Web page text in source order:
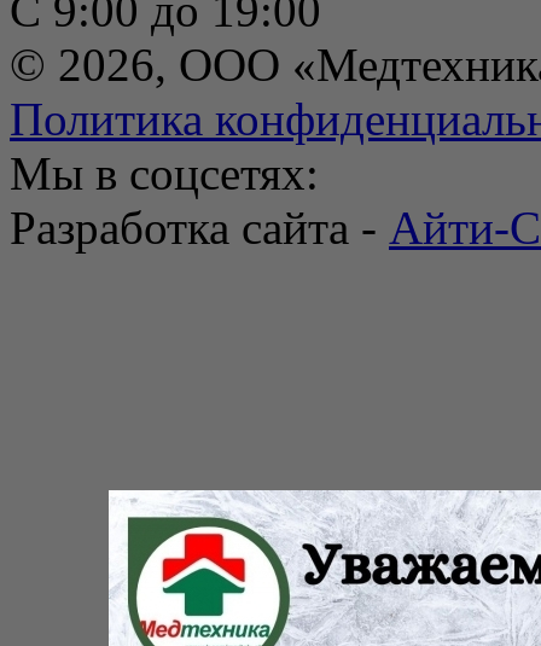
С 9:00 до 19:00
© 2026, ООО
Политика
Мы в соцсетях:
Разработка сайта - Айти-